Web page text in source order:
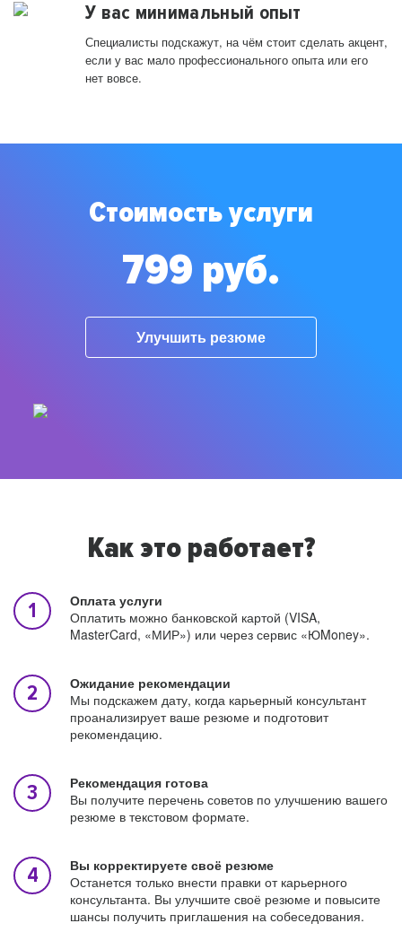
У вас минимальный опыт
Специалисты подскажут, на чём стоит сделать акцент,
если у вас мало профессионального опыта или его
нет вовсе.
Стоимость услуги
799 руб.
Улучшить резюме
Как это работает?
Оплата услуги
Оплатить можно банковской картой (VISA,
MasterCard, «МИР») или через сервис «ЮMoney».
Ожидание рекомендации
Мы подскажем дату, когда карьерный консультант
проанализирует ваше резюме и подготовит
рекомендацию.
Рекомендация готова
Вы получите перечень советов по улучшению вашего
резюме в текстовом формате.
Вы корректируете своё резюме
Останется только внести правки от карьерного
консультанта. Вы улучшите своё резюме и повысите
шансы получить приглашения на собеседования.